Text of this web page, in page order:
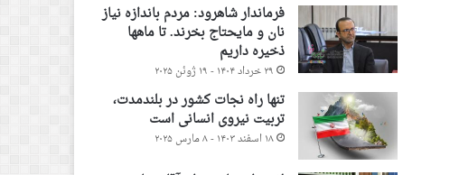
فرماندار شاهرود: مردم باندازه نیاز
نان و مایحتاج بخرند. تا ماهها
ذخیره داریم
۲۹ خرداد ۱۴۰۴ - ۱۹ ژوئن ۲۰۲۵
تنها راه نجات کشور در بلندمدت،
تربیت نیروی انسانی است
۱۸ اسفند ۱۴۰۳ - ۸ مارس ۲۰۲۵